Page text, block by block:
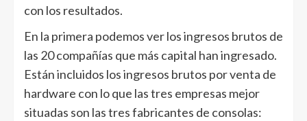
con los resultados.
En la primera podemos ver los ingresos brutos de
las 20 compañías que más capital han ingresado.
Están incluidos los ingresos brutos por venta de
hardware con lo que las tres empresas mejor
situadas son las tres fabricantes de consolas: